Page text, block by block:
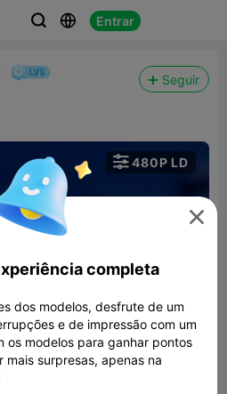
  Entrar
Seguir
00:07

480P LD
ART / DECORATION

completa
dos modelos, desfrute de um
e de impressão com um
os modelos para ganhar pontos
surpresas, apenas na